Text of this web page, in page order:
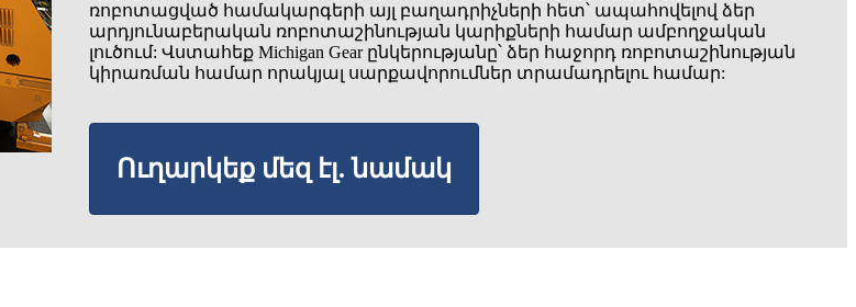
ռոբոտացված համակարգերի այլ բաղադրիչների հետ՝ ապահովելով ձեր
արդյունաբերական ռոբոտաշինության կարիքների համար ամբողջական
լուծում: Վստահեք Michigan Gear ընկերությանը՝ ձեր հաջորդ ռոբոտաշինության
կիրառման համար որակյալ սարքավորումներ տրամադրելու համար:
Ուղարկեք մեզ էլ. նամակ